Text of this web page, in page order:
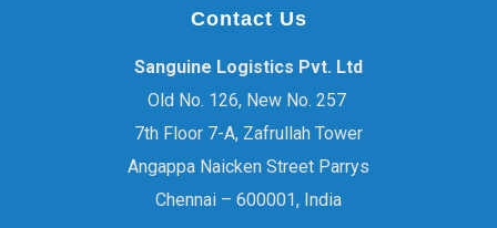
Contact Us
Sanguine Logistics Pvt. Ltd
Old No. 126, New No. 257
7th Floor 7-A, Zafrullah Tower
Angappa Naicken Street Parrys
Chennai – 600001, India